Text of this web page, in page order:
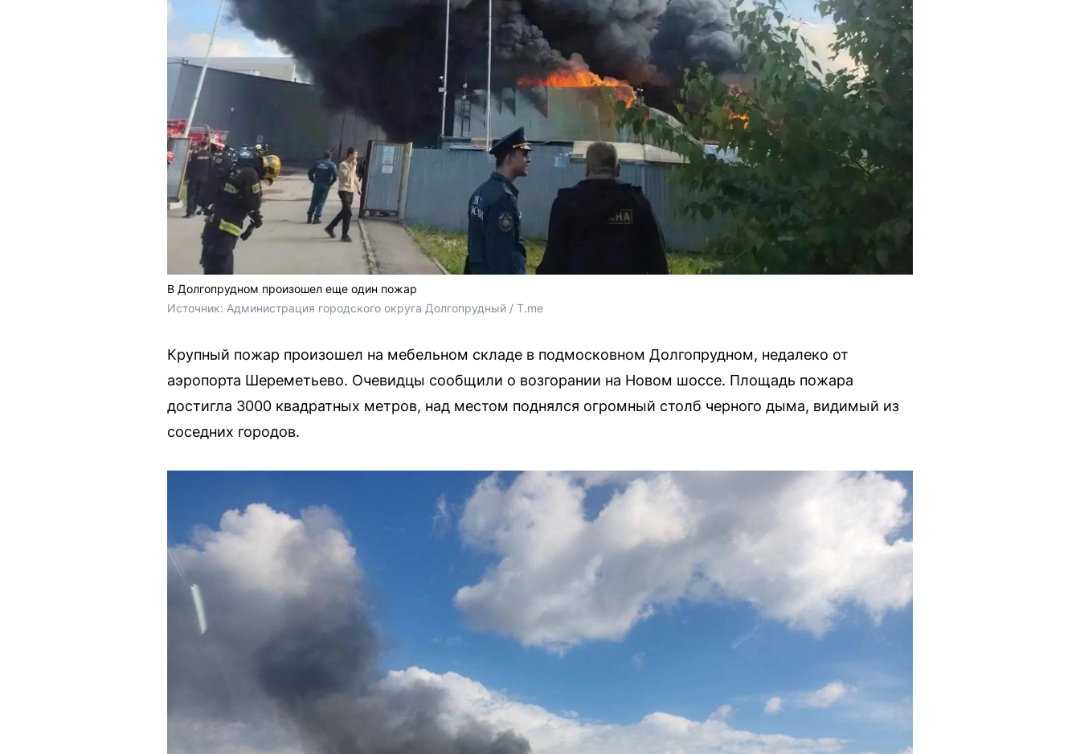
В Долгопрудном произошел еще один пожар
Источник: Администрация городского округа Долгопрудный / T.me
Крупный пожар произошел на мебельном складе в подмосковном Долгопрудном, недалеко от
аэропорта Шереметьево. Очевидцы сообщили о возгорании на Новом шоссе. Площадь пожара
достигла 3000 квадратных метров, над местом поднялся огромный столб черного дыма, видимый из
соседних городов.